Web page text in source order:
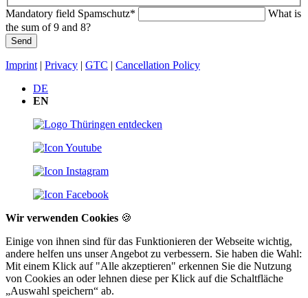
Mandatory field Spamschutz*
What is
the sum of 9 and 8?
Send
Imprint| Privacy GTC
Cancellation Policy
DE
EN
Wir verwenden Cookies 🍪
Einige von ihnen sind für das Funktionieren der Webseite wichtig,
andere helfen uns unser Angebot zu verbessern. Sie haben die Wahl:
Mit einem Klick auf "Alle akzeptieren" erkennen Sie die Nutzung
von Cookies an oder lehnen diese per Klick auf die Schaltfläche
„Auswahl speichern“ ab.